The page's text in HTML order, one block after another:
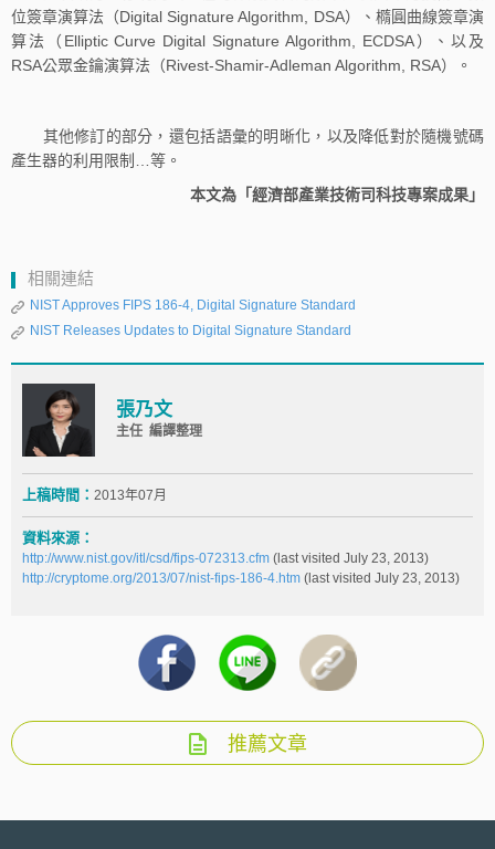
位簽章演算法（Digital Signature Algorithm, DSA）、橢圓曲線簽章演
算法（Elliptic Curve Digital Signature Algorithm, ECDSA）、以及
RSA公眾金鑰演算法（Rivest-Shamir-Adleman Algorithm, RSA）。
其他修訂的部分，還包括語彙的明晰化，以及降低對於隨機號碼
產生器的利用限制…等。
本文為「經濟部產業技術司科技專案成果」
相關連結
NIST Approves FIPS 186-4, Digital Signature Standard
NIST Releases Updates to Digital Signature Standard
張乃文
主任 編譯整理
上稿時間： 2013年07月
資料來源：
http://www.nist.gov/itl/csd/fips-072313.cfm (last visited July 23, 2013)
http://cryptome.org/2013/07/nist-fips-186-4.htm (last visited July 23, 2013)
推薦文章